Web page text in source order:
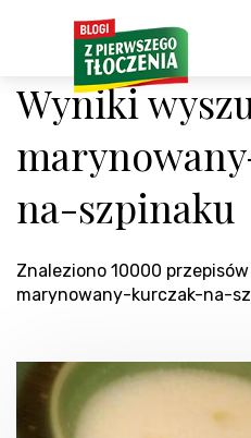
Wyniki
na-szpinaku
Znaleziono 10000
marynowany-kurczak-na-